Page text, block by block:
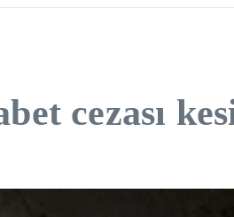
cezası